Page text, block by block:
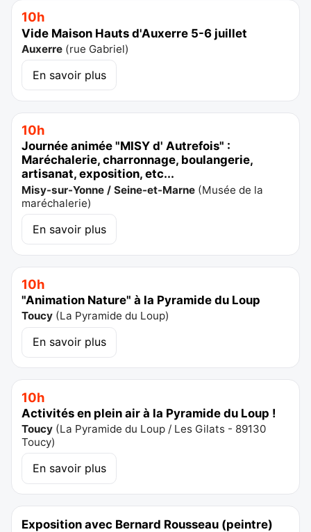
10h
Vide Maison Hauts d'Auxerre 5-6 juillet
Auxerre (rue Gabriel)
En savoir plus
10h
Journée animée "MISY d' Autrefois" :
Maréchalerie, charronnage, boulangerie,
artisanat, exposition, etc...
Misy-sur-Yonne / Seine-et-Marne (Musée de la
maréchalerie)
En savoir plus
10h
"Animation Nature" à la Pyramide du Loup
Toucy (La Pyramide du Loup)
En savoir plus
10h
Activités en plein air à la Pyramide du Loup !
Toucy (La Pyramide du Loup / Les Gilats - 89130
Toucy)
En savoir plus
Exposition avec Bernard Rousseau (peintre)